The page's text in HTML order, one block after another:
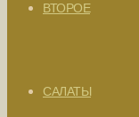
ВТОРОЕ
САЛАТЫ